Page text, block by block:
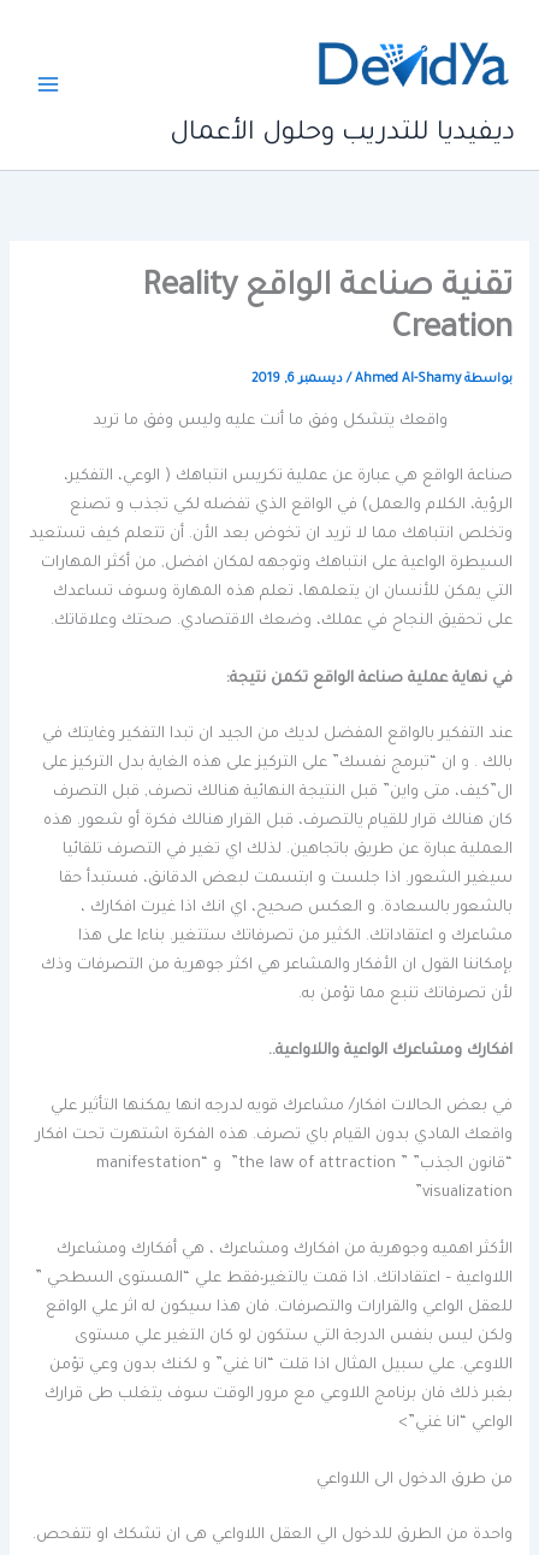
المحتوى
ديفيديا للتدريب وحلول الأعمال
تقنية صناعة الواقع Reality
Creation
بواسطة Ahmed Al-Shamy
/ديسمبر 6, 2019
واقعك يتشكل وفق ما أنت عليه وليس وفق ما تريد
صناعة الواقع هي عبارة عن عملية تكريس انتباهك ( الوعي، التفكير،
الرؤية، الكلام والعمل) في الواقع الذي تفضله لكي تجذب و تصنع
وتخلص انتباهك مما لا تريد ان تخوض بعد الأن. أن تتعلم كيف تستعيد
السيطرة الواعية على انتباهك وتوجهه لمكان افضل, من أكثر المهارات
التي يمكن للأنسان ان يتعلمها، تعلم هذه المهارة وسوف تساعدك
على تحقيق النجاح في عملك، وضعك الاقتصادي. صحتك وعلاقاتك.
في نهاية عملية صناعة الواقع تكمن نتيجة:
عند التفكير بالواقع المفضل لديك من الجيد ان تبدا التفكير وغايتك في
بالك . و ان “تبرمج نفسك” على التركيز على هذه الغاية بدل التركيز على
ال”كيف، متى واين” قبل النتيجة النهائية هنالك تصرف, قبل التصرف
كان هنالك قرار للقيام يالتصرف، قبل القرار هنالك فكرة أو شعور. هذه
العملية عبارة عن طريق باتجاهين. لذلك اي تغير في التصرف تلقائيا
سيغير الشعور. اذا جلست و ابتسمت لبعض الدقانق، فستبدأ حقا
بالشعور بالسعادة. و العكس صحيح، اي انك اذا غيرت افكارك ،
مشاعرك و اعتقاداتك. الكثير من تصرفاتك ستتغير. بناءا على هذا
بإمكاننا القول ان الأفكار والمشاعر هي اكثر جوهرية من التصرفات وذك
لأن تصرفاتك تنبع مما تؤمن به.
افكارك ومشاعرك الواعية واللاواعية..
في بعض الحالات افكار/ مشاعرك قويه لدرجه انها يمكنها التأثير علي
واقعك المادي بدون القيام باي تصرف. هذه الفكرة اشتهرت تحت افكار
“قانون الجذب” ” the law of attraction” و “manifestation
visualization”
الأكثر اهميه وجوهرية من افكارك ومشاعرك ، هي أفكارك ومشاعرك
اللاواعية – اعتقاداتك. اذا قمت يالتغير٠فقط علي “المستوى السطحي ”
للعقل الواعي والقرارات والتصرفات. فان هذا سيكون له اثر علي الواقع
ولكن ليس بنفس الدرجة التي ستكون لو كان التغير علي مستوى
اللاوعي. علي سبيل المثال اذا قلت “انا غني” و لكنك بدون وعي تؤمن
بغبر ذلك فان برنامج اللاوعي مع مرور الوقت سوف يتغلب طى قرارك
الواعي “انا غني”>
من طرق الدخول الى اللاواعي
واحدة من الطرق للدخول الي العقل اللاواعي هى ان تشكك او تتفحص.